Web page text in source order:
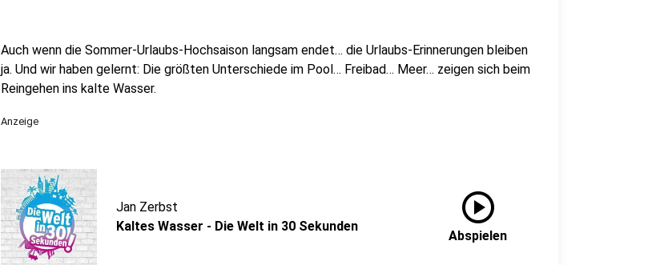
Auch wenn die Sommer-Urlaubs-Hochsaison langsam endet… die Urlaubs-Erinnerungen bleiben
ja. Und wir haben gelernt: Die größten Unterschiede im Pool… Freibad… Meer… zeigen sich beim
Reingehen ins kalte Wasser.
Anzeige
Jan Zerbst
Kaltes Wasser - Die Welt in 30 Sekunden
play_circle
Abspielen